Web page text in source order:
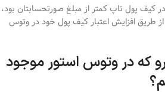
کیف پول تاپ کمتر از مبلغ صورتحسابتان بود،
از طریق افزایش اعتبار کیف پول خود در وتوس
رو که در وتوس استور موجود